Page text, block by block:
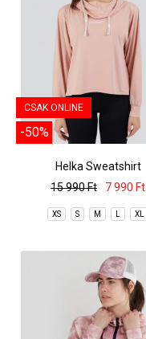
CSAK ONLINE
-50%
Helka Sweatshirt
15 990 Ft
7 990 Ft
XS S M L XL